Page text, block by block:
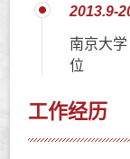
2013.9-
南京大
位
工作经历